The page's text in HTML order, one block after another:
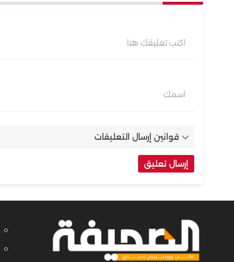
اكتب تعليقك هنا
اسمك
قوانين إرسال التعليقات